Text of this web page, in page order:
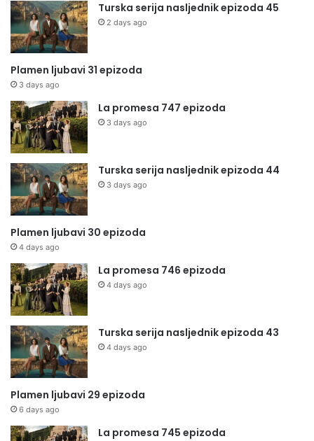
Turska serija nasljednik epizoda 45
2 days ago
Plamen ljubavi 31 epizoda
3 days ago
La promesa 747 epizoda
3 days ago
Turska serija nasljednik epizoda 44
3 days ago
Plamen ljubavi 30 epizoda
4 days ago
La promesa 746 epizoda
4 days ago
Turska serija nasljednik epizoda 43
4 days ago
Plamen ljubavi 29 epizoda
6 days ago
La promesa 745 epizoda